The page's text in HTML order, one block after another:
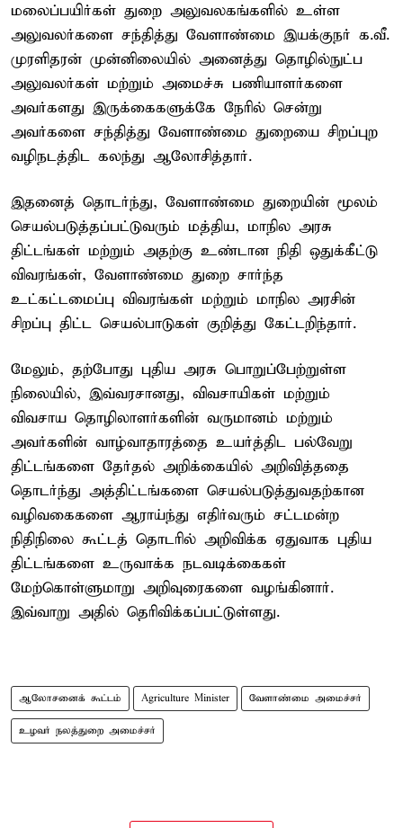
மலைப்பயிர்கள் துறை அலுவலகங்களில் உள்ள
அலுவலர்களை சந்தித்து வேளாண்மை இயக்குநர் க.வீ.
முரளிதரன் முன்னிலையில் அனைத்து தொழில்நுட்ப
அலுவலர்கள் மற்றும் அமைச்சு பணியாளர்களை
அவர்களது இருக்கைகளுக்கே நேரில் சென்று
அவர்களை சந்தித்து வேளாண்மை துறையை சிறப்புற
வழிநடத்திட கலந்து ஆலோசித்தார்.
இதனைத் தொடர்ந்து, வேளாண்மை துறையின் மூலம்
செயல்படுத்தப்பட்டுவரும் மத்திய, மாநில அரசு
திட்டங்கள் மற்றும் அதற்கு உண்டான நிதி ஒதுக்கீட்டு
விவரங்கள், வேளாண்மை துறை சார்ந்த
உட்கட்டமைப்பு விவரங்கள் மற்றும் மாநில அரசின்
சிறப்பு திட்ட செயல்பாடுகள் குறித்து கேட்டறிந்தார்.
மேலும், தற்போது புதிய அரசு பொறுப்பேற்றுள்ள
நிலையில், இவ்வரசானது, விவசாயிகள் மற்றும்
விவசாய தொழிலாளர்களின் வருமானம் மற்றும்
அவர்களின் வாழ்வாதாரத்தை உயர்த்திட பல்வேறு
திட்டங்களை தேர்தல் அறிக்கையில் அறிவித்ததை
தொடர்ந்து அத்திட்டங்களை செயல்படுத்துவதற்கான
வழிவகைகளை ஆராய்ந்து எதிர்வரும் சட்டமன்ற
நிதிநிலை கூட்டத் தொடரில் அறிவிக்க ஏதுவாக புதிய
திட்டங்களை உருவாக்க நடவடிக்கைகள்
மேற்கொள்ளுமாறு அறிவுரைகளை வழங்கினார்.
இவ்வாறு அதில் தெரிவிக்கப்பட்டுள்ளது.
ஆலோசனைக் கூட்டம் Agriculture Minister வேளாண்மை அமைச்சர்
உழவர் நலத்துறை அமைச்சர்